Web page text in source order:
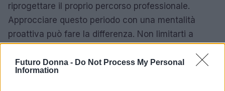
Futuro Donna - Do Not Process My Personal
Information
riprogettare il proprio percorso professionale.
Approcciare questo periodo con una mentalità
proattiva può fare la differenza. Non limitarti a
usalo come un’opportunità per crescere e
migliorare.